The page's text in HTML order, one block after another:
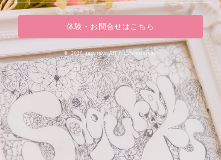
体験・お問合せはこちら
©2026 saquraks.All rights reserved